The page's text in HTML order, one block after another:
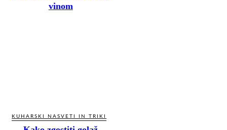
vinom
KUHARSKI NASVETI IN TRIKI